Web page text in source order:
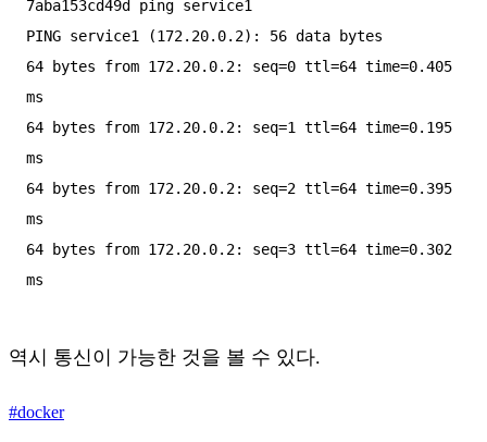
7aba153cd49d ping service1
PING service1 (172.20.0.2): 56 data bytes
64 bytes from 172.20.0.2: seq=0 ttl=64 time=0.405
ms
64 bytes from 172.20.0.2: seq=1 ttl=64 time=0.195
ms
64 bytes from 172.20.0.2: seq=2 ttl=64 time=0.395
ms
64 bytes from 172.20.0.2: seq=3 ttl=64 time=0.302
역시 통신이 가능한 것을 볼 수 있다.
#docker